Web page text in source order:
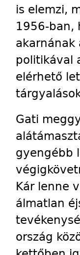
is elemzi,
1956-ban,
akarnának
politikával
elérhető
Gati
gyengébb
Kár lenne
álmatlan
ország